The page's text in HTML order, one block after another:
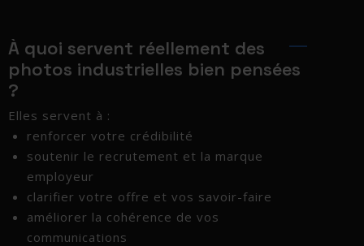
À quoi servent réellement des
photos industrielles bien pensées
?
Elles servent à :
renforcer votre crédibilité
soutenir le recrutement et la marque
employeur
clarifier votre offre et vos savoir-faire
améliorer la cohérence de vos
communications